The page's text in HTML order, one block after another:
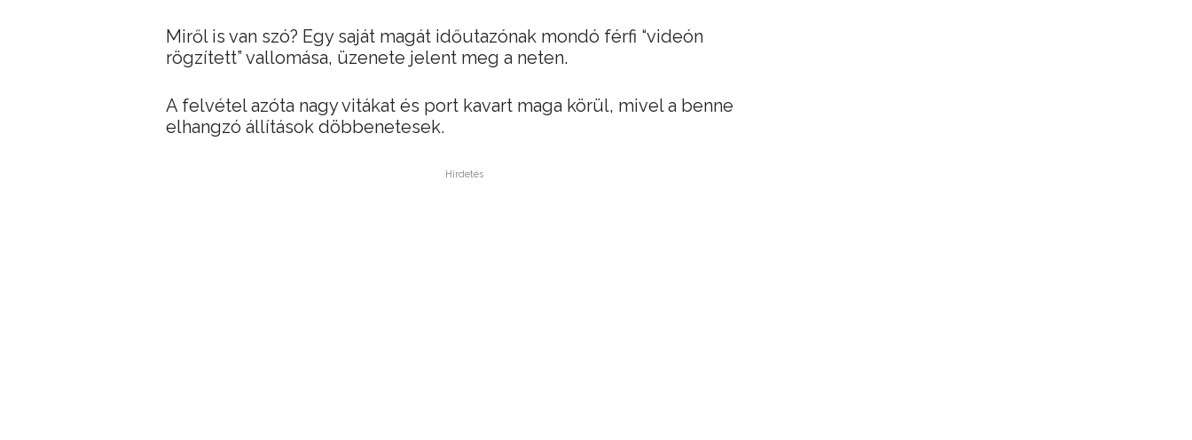
Miről is van szó? Egy saját magát időutazónak mondó férfi “videón
rögzített” vallomása, üzenete jelent meg a neten.
A felvétel azóta nagy vitákat és port kavart maga körül, mivel a benne
elhangzó állítások döbbenetesek.
Hirdetés